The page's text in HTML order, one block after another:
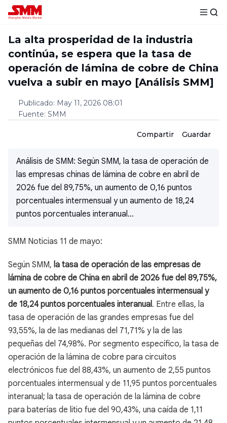
La alta prosperidad de la industria
continúa, se espera que la tasa de
operación de lámina de cobre de China
vuelva a subir en mayo [Análisis SMM]
Publicado: May 11, 2026 08:01
Fuente: SMM
Compartir Guardar
Análisis de SMM: Según SMM, la tasa de operación de
las empresas chinas de lámina de cobre en abril de
2026 fue del 89,75%, un aumento de 0,16 puntos
porcentuales intermensual y un aumento de 18,24
puntos porcentuales interanual...
SMM Noticias 11 de mayo:
Según SMM, la tasa de operación de las empresas de
lámina de cobre de China en abril de 2026 fue del 89,75%,
un aumento de 0,16 puntos porcentuales intermensual y
de 18,24 puntos porcentuales interanual. Entre ellas, la
tasa de operación de las grandes empresas fue del
93,55%, la de las medianas del 71,71% y la de las
pequeñas del 74,98%. Por segmento específico, la tasa de
operación de la lámina de cobre para circuitos
electrónicos fue del 88,43%, un aumento de 2,55 puntos
porcentuales intermensual y de 11,95 puntos porcentuales
interanual; la tasa de operación de la lámina de cobre
para baterías de litio fue del 90,43%, una caída de 1,11